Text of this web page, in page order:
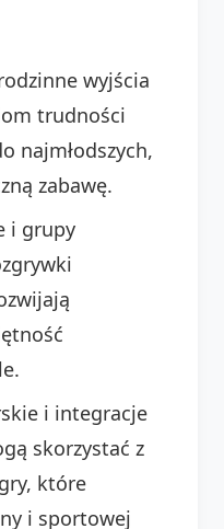
wyjścia
trudności
najmłodszych,
zabawę.
i grupy
i integracje
skorzystać z
które
i sportowej